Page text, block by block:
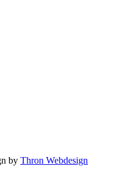
by Thron Webdesign